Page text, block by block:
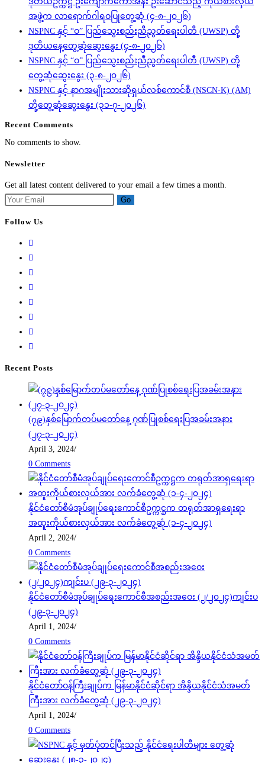
အဖွဲ့က လာရောက်ဂါရဝပြုတွေ့ဆုံ (၄-၈-၂၀၂၆)
NSPNC နှင့် “ဝ” ပြည်သွေးစည်းညီညွတ်ရေးပါတီ (UWSP) တို့
ဒုတိယနေ့တွေ့ဆုံဆွေးနွေး (၄-၈-၂၀၂၆)
NSPNC နှင့် “ဝ” ပြည်သွေးစည်းညီညွတ်ရေးပါတီ (UWSP) တို့
တွေ့ဆုံဆွေးနွေး (၃-၈-၂၀၂၆)
NSPNC နှင့် နာဂအမျိုးသားဆိုရှယ်လစ်ကောင်စီ (NSCN-K) (AM)
တို့တွေ့ဆုံဆွေးနွေး (၃၁-၇-၂၀၂၆)
Recent Comments
No comments to show.
Newsletter
Get all latest content delivered to your email a few times a month.
Go
Follow Us
Recent Posts
(၇၉)နှစ်မြောက်တပ်မတော်နေ့ ဂုဏ်ပြုစစ်ရေးပြအခမ်းအနား
(၂၇-၃-၂၀၂၄)
April 3, 2024/
0 Comments
နိုင်ငံတော်စီမံအုပ်ချုပ်ရေးကောင်စီဥက္ကဋ္ဌက တရုတ်အာရှရေးရာ
အထူးကိုယ်စားလှယ်အား လက်ခံတွေ့ဆုံ (၁-၄-၂၀၂၄)
April 2, 2024/
0 Comments
နိုင်ငံတော်စီမံအုပ်ချုပ်ရေးကောင်စီအစည်းအဝေး (၂/၂၀၂၄)ကျင်းပ
(၂၉-၃-၂၀၂၄)
April 1, 2024/
0 Comments
နိုင်ငံတော်ဝန်ကြီးချုပ်က မြန်မာနိုင်ငံဆိုင်ရာ အိန္ဒိယနိုင်ငံသံအမတ်
ကြီးအား လက်ခံတွေ့ဆုံ (၂၉-၃-၂၀၂၄)
April 1, 2024/
0 Comments